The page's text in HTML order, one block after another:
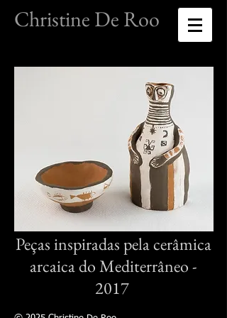
Christine De Roo
Peças inspiradas pela cerâmica
arcaica do Mediterrâneo-
2017